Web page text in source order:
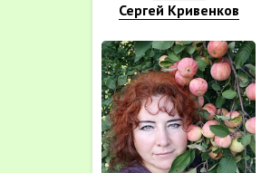
Сергей Кривенков